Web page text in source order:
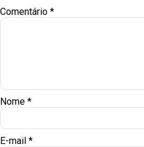
Comentário *
Nome *
E-mail *